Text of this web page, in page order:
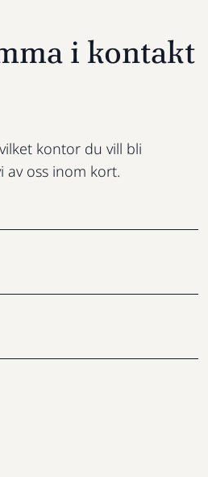
i kontakt
kontor du vill bli
av oss inom kort.